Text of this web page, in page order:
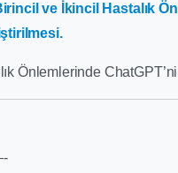
ve İkincil Hastalık
Önlemlerinde